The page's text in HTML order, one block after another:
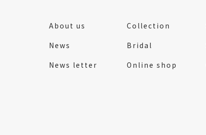
About us
News
News letter
Collection
Bridal
Online shop